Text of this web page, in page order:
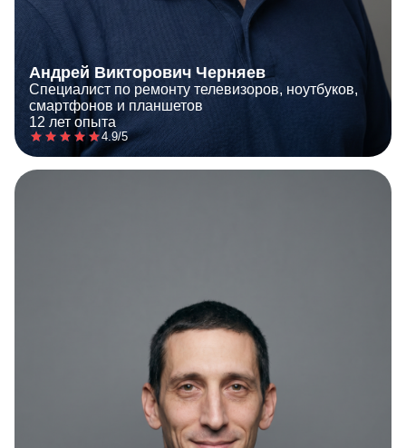
Андрей Викторович Черняев
Специалист по ремонту телевизоров, ноутбуков,
смартфонов и планшетов
12 лет опыта
4.9/5